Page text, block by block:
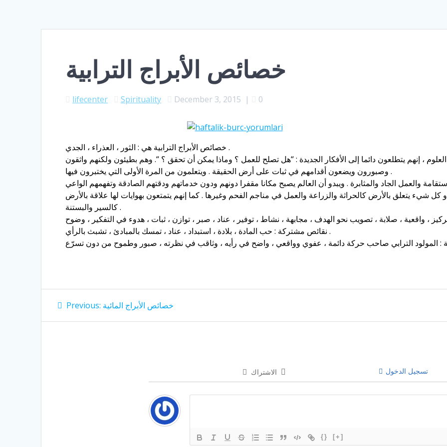
خصائص الأبراج الترابية
lifecenter Spirituality December 3, 2015 | 0
خصائص الأبراج الترابية هي : الثور ، العذراء ، الجدي .
، إنهم يتطلعون دائما إلى الأفكار الجديدة : “هل تصلح للعمل ؟ وماذا يمكن أن تحقق ؟ “. وهم بطيئون ولكنهم واثقون
وصبورون ويضعون أقدامهم في ثبات على أرض الحقيقة . ويتعلمون من المرة الأولى التي يختبرون فيها .
والعمل الجاد والمثابرة . ويبدو أن العالم يصبح مكانا مقفرا دونهم ودون خدماتهم ودقتهم الصادقة وتفهمهم الواعي
كل شيء يتعلق بالأرض كالحراثة والزراعة والعمل في مناجم الفحم وغيرها . كما إنهم يتمتعون بهوايات لها علاقة بالأرض
كالسير والبستنة .
نقائص مشتركة : حب المادة ، بلادة ، استبداد ، عناد ، تمسك بالمبادئ ، تشبث بالرأي .
Post
navigation
Previous: Previous
خصائص الأبراج المائية
الاشتراك تسجيل الدخول
{} [+]